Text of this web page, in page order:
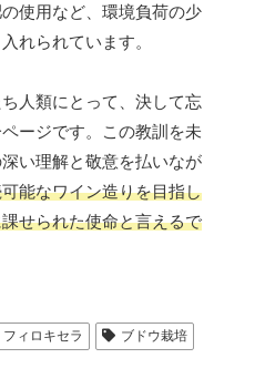
使用など、環境負荷の少
れられています。
人類にとって、決して忘
ージです。この教訓を未
い理解と敬意を払いなが
能なワイン造りを目指し
せられた使命と言えるで
フィロキセラ
ブドウ栽培